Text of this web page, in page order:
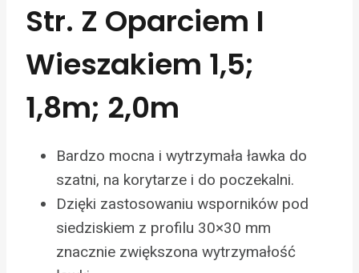
Str. Z Oparciem I
Wieszakiem 1,5;
1,8m; 2,0m
Bardzo mocna i wytrzymała ławka do
szatni, na korytarze i do poczekalni.
Dzięki zastosowaniu wsporników pod
siedziskiem z profilu 30×30 mm
znacznie zwiększona wytrzymałość